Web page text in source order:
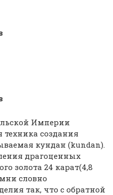
Империи
техника создания
кундан (kundan).
драгоценных
золота 24 карат(4,8
словно
так, что с обратной